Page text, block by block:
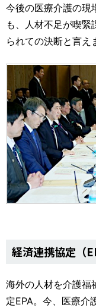
今後の医療介護の現
も、人材不足が喫緊
られての決断と言え
経済連携協定（
海外の人材を介護福
定EPA。今、医療介